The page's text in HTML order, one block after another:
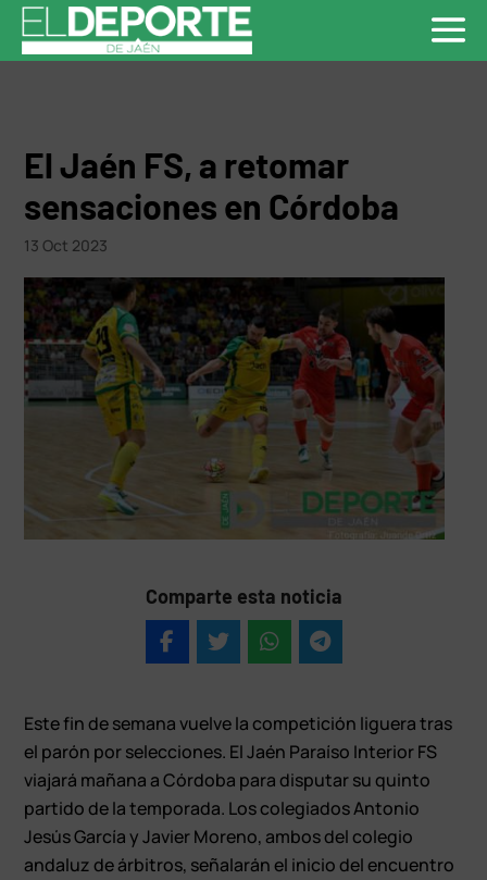
El Jaén FS, a retomar
sensaciones en Córdoba
13 Oct 2023
Comparte esta noticia
Este fin de semana vuelve la competición liguera tras
el parón por selecciones. El Jaén Paraíso Interior FS
viajará mañana a Córdoba para disputar su quinto
partido de la temporada. Los colegiados Antonio
Jesús García y Javier Moreno, ambos del colegio
andaluz de árbitros, señalarán el inicio del encuentro